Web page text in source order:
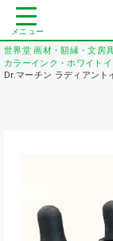
メニュー
世界堂 画材・額縁・文房
カラーインク・ホワイト
Dr.マーチン ラディアント